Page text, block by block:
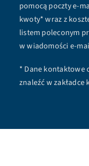
pomocą poczty e-
kwoty* wraz z
listem poleconym
w wiadomości e-
* Dane kontaktowe
znaleźć w zakładce